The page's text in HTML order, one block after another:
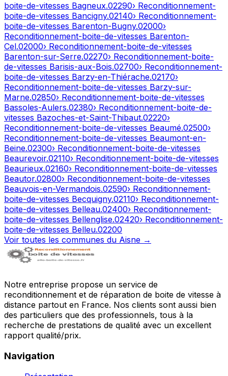
boite-de-vitesses Bagneux.02290› Reconditionnement-
boite-de-vitesses Bancigny.02140› Reconditionnement-
boite-de-vitesses Barenton-Bugny.02000›
Reconditionnement-boite-de-vitesses Barenton-
Cel.02000› Reconditionnement-boite-de-vitesses
Barenton-sur-Serre.02270› Reconditionnement-boite-
de-vitesses Barisis-aux-Bois.02700› Reconditionnement-
boite-de-vitesses Barzy-en-Thiérache.02170›
Reconditionnement-boite-de-vitesses Barzy-sur-
Marne.02850› Reconditionnement-boite-de-vitesses
Bassoles-Aulers.02380› Reconditionnement-boite-de-
vitesses Bazoches-et-Saint-Thibaut.02220›
Reconditionnement-boite-de-vitesses Beaumé.02500›
Reconditionnement-boite-de-vitesses Beaumont-en-
Beine.02300› Reconditionnement-boite-de-vitesses
Beaurevoir.02110› Reconditionnement-boite-de-vitesses
Beaurieux.02160› Reconditionnement-boite-de-vitesses
Beautor.02800› Reconditionnement-boite-de-vitesses
Beauvois-en-Vermandois.02590› Reconditionnement-
boite-de-vitesses Becquigny.02110› Reconditionnement-
boite-de-vitesses Belleau.02400› Reconditionnement-
boite-de-vitesses Bellenglise.02420› Reconditionnement-
boite-de-vitesses Belleu.02200
Voir toutes les communes du Aisne →
Notre entreprise propose un service de
reconditionnement et de réparation de boite de vitesse à
distance partout en France. Nos clients sont aussi bien
des particuliers que des professionnels, tous à la
recherche de prestations de qualité avec un excellent
rapport qualité/prix.
Navigation